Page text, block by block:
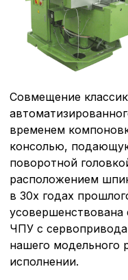
Совмещение
временем
консолью,
поворотной
расположением
в 30х годах
ЧПУ с
нашего модельного
исполнении.